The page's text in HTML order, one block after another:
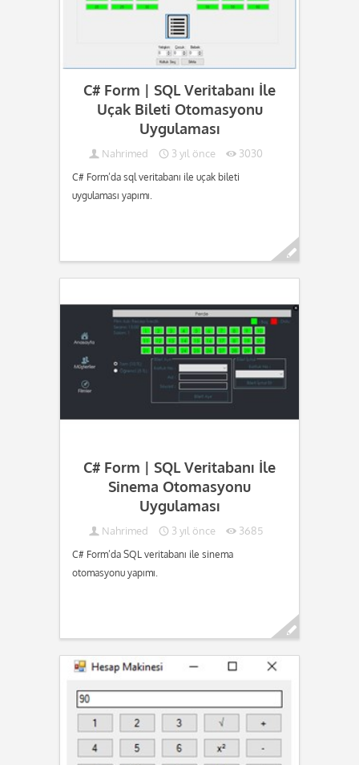
C# Form | SQL Veritabanı İle
Uçak Bileti Otomasyonu
Uygulaması
Nahrimed 3 yıl önce 3030
C# Form’da sql veritabanı ile uçak bileti
uygulaması yapımı.
C# Form | SQL Veritabanı İle
Sinema Otomasyonu
Uygulaması
Nahrimed 3 yıl önce 3685
C# Form’da SQL veritabanı ile sinema
otomasyonu yapımı.